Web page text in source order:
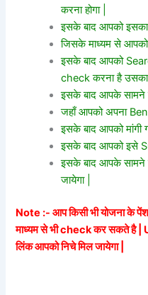
करना होगा |
इसके बाद आपको
जिसके माध्यम से आपको
इसके बाद आपको
check करना है उसका
इसके बाद आपके सामने
जहाँ आपको अपना
इसके बाद आपको मांगी
इसके बाद आपको इसे
इसके बाद आपके सामने
जायेगा |
Note :- आप किसी भी योजना के
माध्यम से भी check कर सकते है |
लिंक आपको निचे मिल जायेगा |